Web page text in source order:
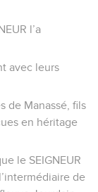
l’a
avec leurs
de Manassé, fils
en héritage
le SEIGNEUR
de